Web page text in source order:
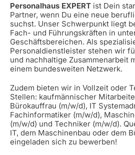
Personalhaus EXPERT ist Dein
Partner, wenn Du eine neue
suchst. Unser Schwerpunkt liegt
Fach- und Führungskräften in
Geschäftsbereichen. Als
Personaldienstleister stehen wir
und nachhaltige Zusammenarbeit
einem bundesweiten Netzwerk.
Zudem bieten wir in Vollzeit oder
Stellen: kaufmännischer
Bürokauffrau (m/w/d), IT
Fachinformatiker (m/w/d),
(m/w/d) und Techniker (m/w/d).
IT, dem Maschinenbau oder dem
eingeladen sich zu bewerben!